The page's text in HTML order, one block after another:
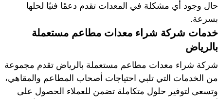
حال وجود أي مشكلة في المعدات تقدم دعمًا فنيًا لحلها
بسرعة.
خدمات شركة شراء معدات مطاعم مستعملة
بالرياض
شركة شراء معدات مطاعم مستعملة بالرياض تقدم مجموعة
من الخدمات التي تلبي احتياجات أصحاب المطاعم والمقاهي،
وتسعى لتوفير حلول متكاملة تضمن للعملاء الحصول على